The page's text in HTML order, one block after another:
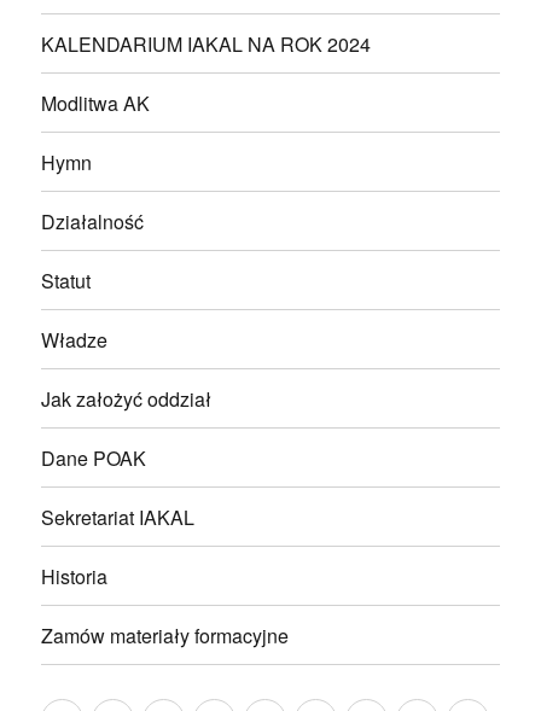
KALENDARIUM IAKAL NA ROK 2024
Modlitwa AK
Hymn
Działalność
Statut
Władze
Jak założyć oddział
Dane POAK
Sekretariat IAKAL
Historia
Zamów materiały formacyjne